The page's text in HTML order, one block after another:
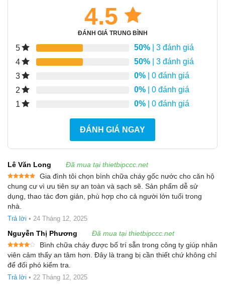
4.5
ĐÁNH GIÁ TRUNG BÌNH
5 50% | 3 đánh giá
4
50% | 3 đánh giá
3
0% | 0 đánh giá
2
0% | 0 đánh giá
1
0% | 0 đánh giá
ĐÁNH GIÁ NGAY
Lê Văn Long Đã mua tại thietbipccc.net
Được xếp
hạng55
sao
Gia đình tôi chọn bình chữa cháy gốc nước cho căn hộ
chung cư vì ưu tiên sự an toàn và sạch sẽ. Sản phẩm dễ sử
dụng, thao tác đơn giản, phù hợp cho cả người lớn tuổi trong
nhà.
Trả lời • 24 Tháng 12, 2025
Nguyễn Thị Phương Đã mua tại thietbipccc.net
Được
xếp
hạng4
Bình chữa cháy được bố trí sẵn trong công ty giúp nhân
viên cảm thấy an tâm hơn. Đây là trang bị cần thiết chứ không chỉ
để đối phó kiểm tra.
Trả lời • 22 Tháng 12, 2025